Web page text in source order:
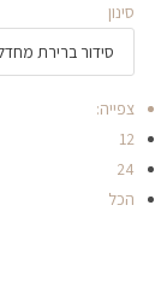
סינון
צפייה:
12
24
הכל